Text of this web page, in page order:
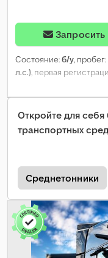
Запросить
Состояние:б/у, пробег:
л.с.), первая
,
цвет:синий, тип
Евро 5
, Год выпуска:
отопитель стояночный
Откройте для
транспортных
Среднетонники